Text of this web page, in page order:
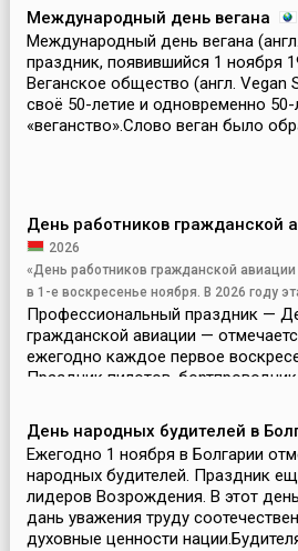
Международный день вегана
Международный день вегана
праздник, появившийся 1 ноября
Веганское общество (англ. Vegan
своё 50-летие и одновременно
«веганство».Слово веган было
День работников гражданской
2026
«День работников гражданской
в 1-е воскресенье ноября. В 2026 году
Профессиональный праздник —
гражданской авиации —
ежегодно каждое первое
Праздник пилотов,
важнейшей задаче граж...
День народных будителей в
Ежегодно 1 ноября в Болгарии
народных будителей. Праздник
лидеров Возрождения. В этот
дань уважения труду
духовные ценности